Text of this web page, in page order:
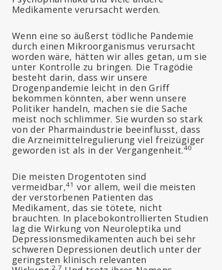
Medikamente verursacht werden.
Wenn eine so äußerst tödliche Pandemie
durch einen Mikroorganismus verursacht
worden wäre, hätten wir alles getan, um sie
unter Kontrolle zu bringen. Die Tragödie
besteht darin, dass wir unsere
Drogenpandemie leicht in den Griff
bekommen könnten, aber wenn unsere
Politiker handeln, machen sie die Sache
meist noch schlimmer. Sie wurden so stark
von der Pharmaindustrie beeinflusst, dass
die Arzneimittelregulierung viel freizügiger
geworden ist als in der Vergangenheit.40
Die meisten Drogentoten sind
vermeidbar,41 vor allem, weil die meisten
der verstorbenen Patienten das
Medikament, das sie tötete, nicht
brauchten. In placebokontrollierten Studien
lag die Wirkung von Neuroleptika und
Depressionsmedikamenten auch bei sehr
schweren Depressionen deutlich unter der
geringsten klinisch relevanten
2,7